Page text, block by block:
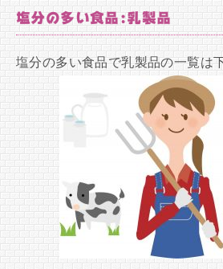
塩分の多い食品:乳製品
塩分の多い食品で乳製品の一覧は